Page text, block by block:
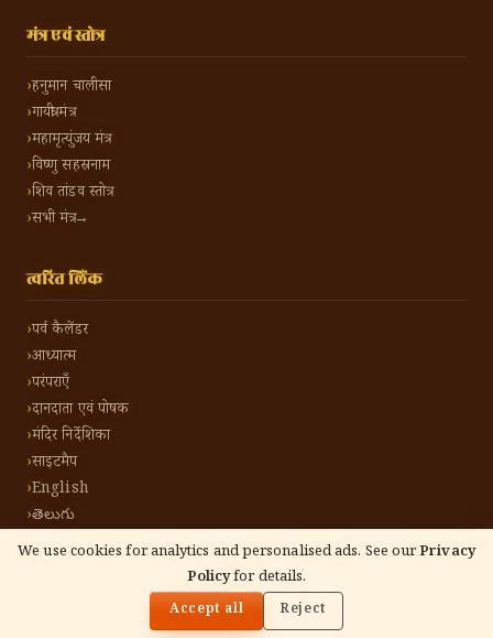
We use cookies for analytics and personalised ads. See ourPrivacy
Policyfor details.
Accept all Reject
मंत्र एवं स्तोत्र
हनुमान चालीसा
गायत्री मंत्र
महामृत्युंजय मंत्र
विष्णु सहस्रनाम
शिव तांडव स्तोत्र
सभी मंत्र →
त्वरित लिंक
पर्व कैलेंडर
आध्यात्म
परंपराएँ
दानदाता एवं पोषक
मंदिर निर्देशिका
साइटमैप
English
తెలుగు
हिंदू टोन हिंदी। सर्वाधिकार सुरक्षित। गोपनीयता नीति